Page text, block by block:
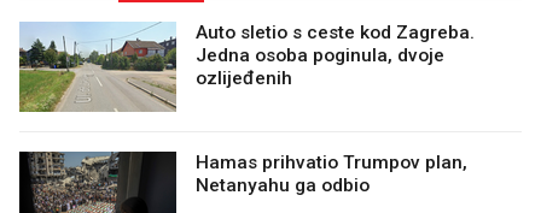
Auto sletio s ceste kod Zagreba.
Jedna osoba poginula, dvoje
ozlijeđenih
Hamas prihvatio Trumpov plan,
Netanyahu ga odbio